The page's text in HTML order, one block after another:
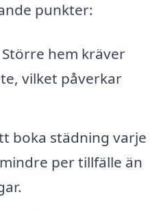
punkter:
Större hem kräver
vilket påverkar
boka städning varje
per tillfälle än